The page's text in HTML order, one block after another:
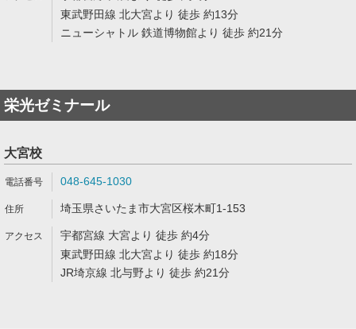
東武野田線 北大宮より 徒歩 約13分
ニューシャトル 鉄道博物館より 徒歩 約21分
栄光ゼミナール
大宮校
048-645-1030
埼玉県さいたま市大宮区桜木町1-153
宇都宮線 大宮より 徒歩 約4分
東武野田線 北大宮より 徒歩 約18分
JR埼京線 北与野より 徒歩 約21分